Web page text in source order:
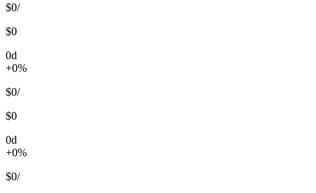
$0/
$0
0d
+0%
$0/
$0
0d
+0%
$0/